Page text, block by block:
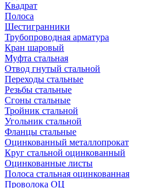
Квадрат
Полоса
Шестигранники
Трубопроводная арматура
Кран шаровый
Муфта стальная
Отвод гнутый стальной
Переходы стальные
Резьбы стальные
Сгоны стальные
Тройник стальной
Угольник стальной
Фланцы стальные
Оцинкованный металлопрокат
Круг стальной оцинкованный
Оцинкованные листы
Полоса стальная оцинкованная
Проволока ОЦ